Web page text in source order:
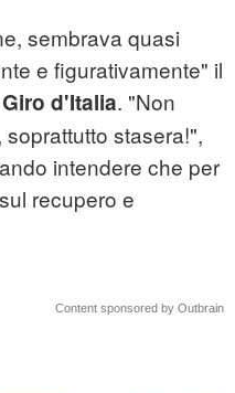
sembrava quasi
e figurativamente" il
Giro d'Italia. "Non
stasera!",
intendere che per
recupero e
Content sponsored by Outbrain